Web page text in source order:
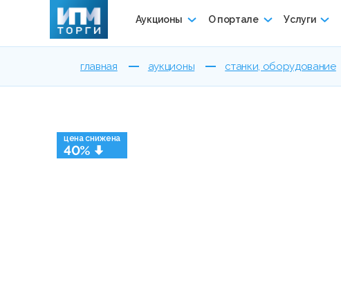
Аукционы О портале Услуги
главная аукционы станки, оборудование
цена снижена
40%